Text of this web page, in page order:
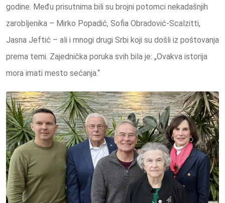
godine. Među prisutnima bili su brojni potomci nekadašnjih
zarobljenika – Mirko Popadić, Sofia Obradović-Scalzitti,
Jasna Jeftić – ali i mnogi drugi Srbi koji su došli iz poštovanja
prema temi. Zajednička poruka svih bila je: „Ovakva istorija
mora imati mesto sećanja.“